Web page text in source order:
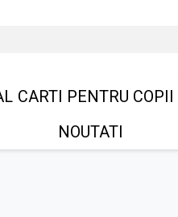
CARTI PENTRU COPII
NOUTATI